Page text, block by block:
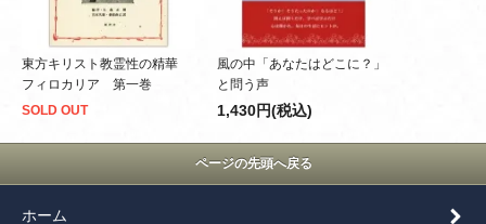
東方キリスト教霊性の精華
フィロカリア 第一巻
SOLD OUT
風の中「あなたはどこに？」
と問う声
1,430円(税込)
ページの先頭へ戻る
ホーム